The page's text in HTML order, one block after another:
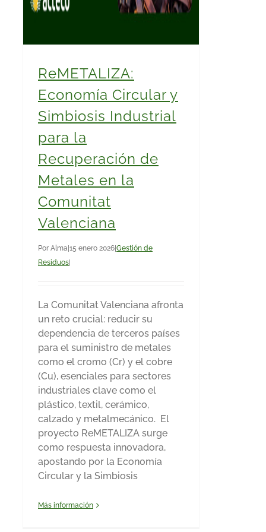
ReMETALIZA:
Economía Circular y
Simbiosis Industrial
para la
Recuperación de
Metales en la
Comunitat
Valenciana
Por Alma|15 enero 2026|Gestión de
Residuos|
La Comunitat Valenciana afronta
un reto crucial: reducir su
dependencia de terceros países
para el suministro de metales
como el cromo (Cr) y el cobre
(Cu), esenciales para sectores
industriales clave como el
plástico, textil, cerámico,
calzado y metalmecánico. El
proyecto ReMETALIZA surge
como respuesta innovadora,
apostando por la Economía
Circular y la Simbiosis
Más información